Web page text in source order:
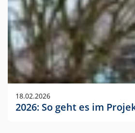
18.02.2026
2026: So geht es im